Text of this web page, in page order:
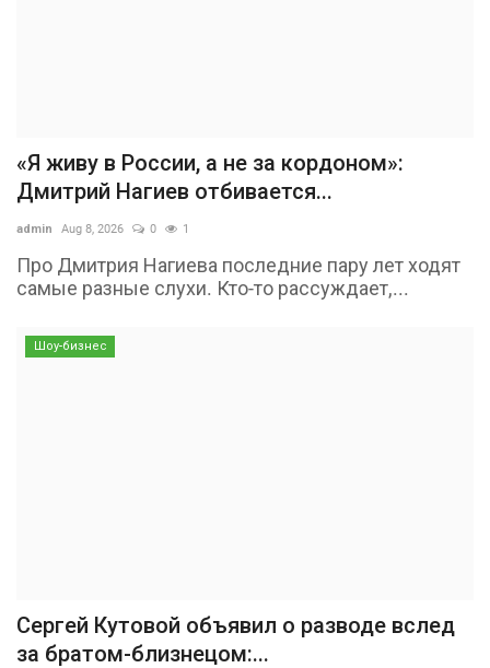
«Я живу в России, а не за кордоном»:
Дмитрий Нагиев отбивается...
admin Aug 8, 2026 0 1
Про Дмитрия Нагиева последние пару лет ходят
самые разные слухи. Кто-то рассуждает,...
Шоу-бизнес
Сергей Кутовой объявил о разводе вслед
за братом-близнецом:...